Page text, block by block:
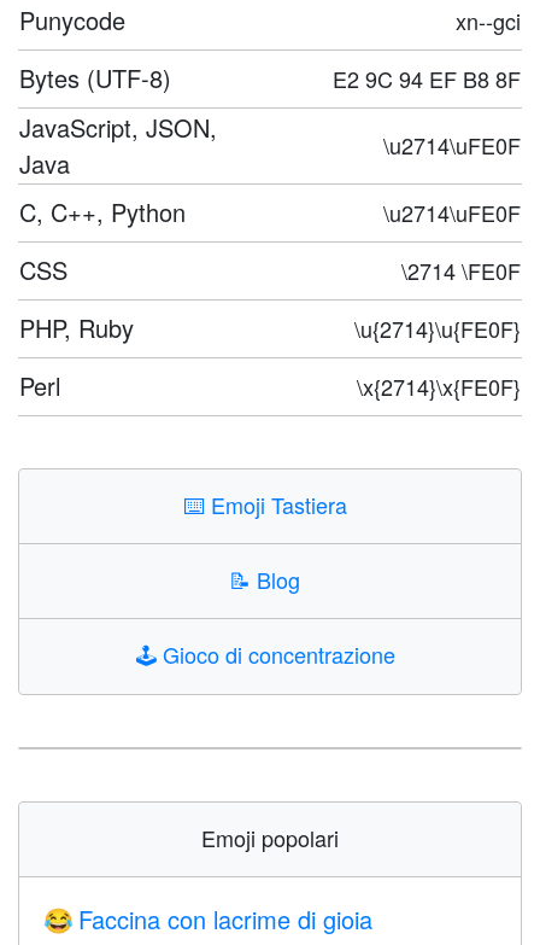
Punycode xn--gci
Bytes (UTF-8) E2 9C 94 EF B8 8F
JavaScript, JSON,
Java
\u2714\uFE0F
C, C++, Python \u2714\uFE0F
CSS \2714 \FE0F
PHP, Ruby \u{2714}\u{FE0F}
Perl \x{2714}\x{FE0F}
⌨️ Emoji Tastiera
📝 Blog
🕹️Gioco di concentrazione
Emoji popolari
😂 Faccina con lacrime di gioia